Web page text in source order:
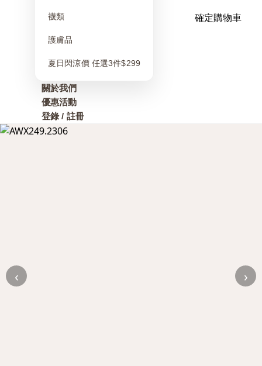
襪類
護膚品
夏日閃涼價 任選3件$299
關於我們
優惠活動
登錄 / 註冊
確定購物車
‹ ›